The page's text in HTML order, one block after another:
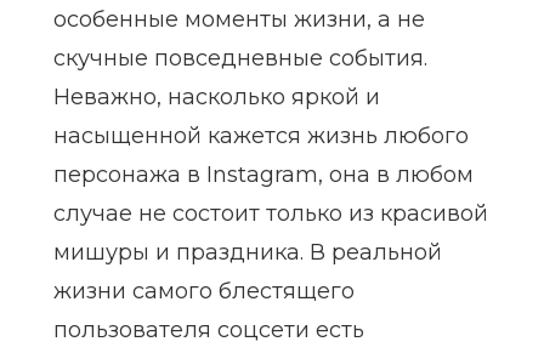
особенные моменты жизни, а не
скучные повседневные события.
Неважно, насколько яркой и
насыщенной кажется жизнь любого
персонажа в Instagram, она в любом
случае не состоит только из красивой
мишуры и праздника. В реальной
жизни самого блестящего
пользователя соцсети есть